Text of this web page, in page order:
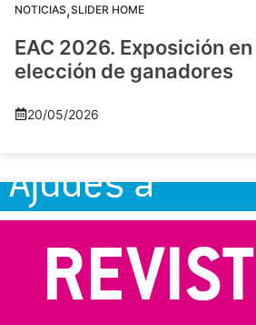
NOTICIAS,SLIDER HOME
EAC 2026. Exposición
elección de ganadores
20/05/2026